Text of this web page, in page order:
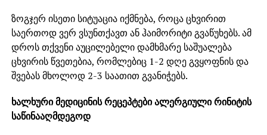
ზოგჯერ ისეთი სიტუაცია იქმნება, როცა ცხვირით
საერთოდ ვერ ვსუნთქავთ ან ჰაიმორიტი გვაწუხებს. ამ
დროს თქვენი აუცილებელი დამხმარე საშუალება
ცხვირის წვეთებია, რომლებიც 1-2 დღე გვყოფნის და
შვებას მხოლოდ 2-3 საათით გვანიჭებს.
ხალხური მედიცინის რეცეპტები ალერგიული რინიტის
საწინააღმდეგოდ